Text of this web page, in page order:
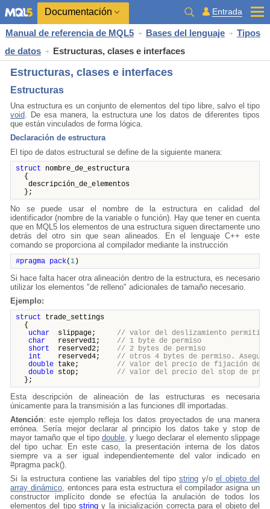
Documentación Entrada
Manual de referencia de MQL5 Bases del lenguaje
Tipos
de datos
Estructuras, clases e interfaces
Estructuras, clases e interfaces
Estructuras
Una estructura es un conjunto de elementos del tipo libre, salvo el tipo
void. De esa manera, la estructura une los datos de diferentes tipos
que están vinculados de forma lógica.
Declaración de estructura
El tipo de datos estructural se define de la siguiente manera:
struct nombre_de_estructura
{
descripción_de_elementos
};
No se puede usar el nombre de la estructura en calidad del
identificador (nombre de la variable o función). Hay que tener en cuenta
que en MQL5 los elementos de una estructura siguen directamente uno
detrás del otro sin que sean alineados. En el lenguaje C++ este
comando se proporciona al compilador mediante la instrucción
#pragma pack(1 )
Si hace falta hacer otra alineación dentro de la estructura, es necesario
utilizar los elementos "de relleno" adicionales de tamaño necesario.
Ejemplo:
struct trade_settings
{
uchar slippage; // valor del deslizamiento permitido
char reserved1; // 1 byte de permiso
short reserved2; // 2 bytes de permiso
int reserved4; // otros 4 bytes de permiso.
double take; // valor del precio de fijación del
double stop; // valor del precio del stop de
};
Esta descripción de alineación de las estructuras es necesaria
únicamente para la transmisión a las funciones dll importadas.
Atención: este ejemplo refleja los datos proyectados de una manera
errónea. Sería mejor declarar al principio los datos take y stop de
mayor tamaño que el tipo double, y luego declarar el elemento slippage
del tipo uchar. En este caso, la presentación interna de los datos
siempre va a ser igual independientemente del valor indicado en
#pragma pack().
Si la estructura contiene las variables del tipo string y/o el objeto del
array dinámico, entonces para esta estructura el compilador asigna un
constructor implícito donde se efectúa la anulación de todos los
elementos del tipostring y la inicialización correcta para el objeto del